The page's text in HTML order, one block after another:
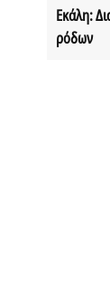
Εκάλη:
ρόδων